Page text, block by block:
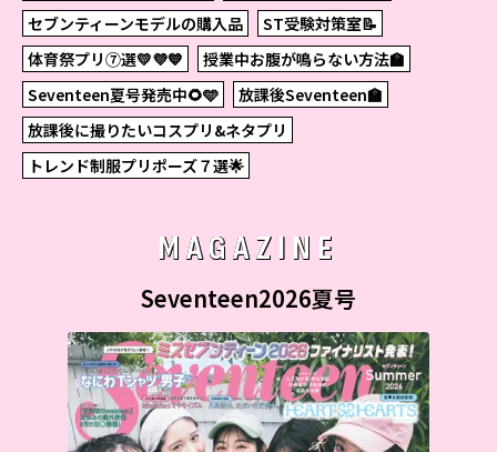
セブンティーンモデルの購入品
ST受験対策室📝
体育祭プリ⑦選💛💜💙
授業中お腹が鳴らない方法🏫
Seventeen夏号発売中🌻🩵
放課後Seventeen🏫
放課後に撮りたいコスプリ&ネタプリ
トレンド制服プリポーズ７選🌟
MAGAZINE
Seventeen2026夏号